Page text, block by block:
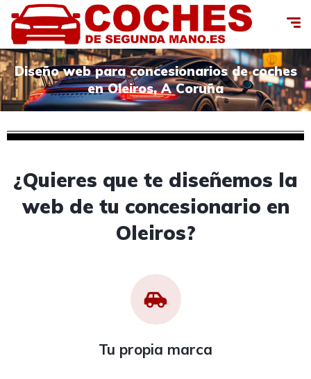
Diseño web para concesionarios de coches
en Oleiros, A Coruña
¿Quieres que te diseñemos la
web de tu concesionario en
Oleiros?
Tu propia marca